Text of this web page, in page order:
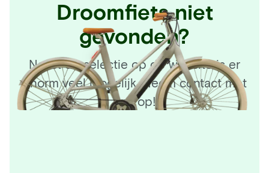
Droomfiets niet
gevonden?
Naast de selectie op de website is er
enorm veel mogelijk. Neem contact met
ons op!